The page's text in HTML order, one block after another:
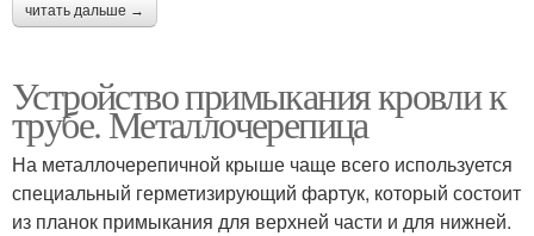
читать дальше →
Устройство примыкания кровли к
трубе. Металлочерепица
На металлочерепичной крыше чаще всего используется
специальный герметизирующий фартук, который состоит
из планок примыкания для верхней части и для нижней.